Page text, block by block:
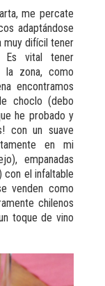
me percate
adaptándose
muy difícil tener
Es vital tener
la zona, como
encontramos
choclo (debo
he probado y
con un suave
en mi
empanadas
con el infaltable
venden como
chilenos
toque de vino